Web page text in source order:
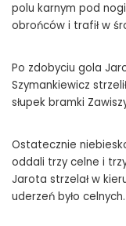
polu karnym pod
obrońców i trafił w
Po zdobyciu gola
Szymankiewicz
słupek bramki
Ostatecznie
oddali trzy celne i
Jarota strzelał w
uderzeń było celnych.